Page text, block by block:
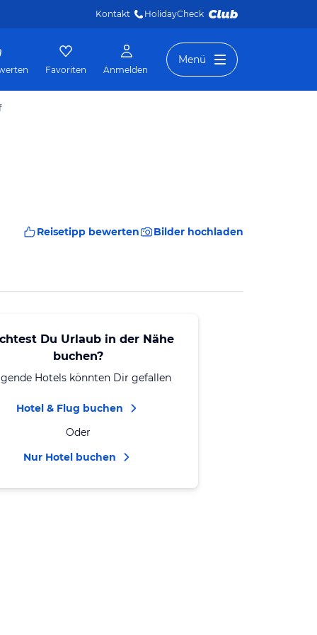
Kontakt HolidayCheck
Favoriten Anmelden
Menü
Reisetipp bewerten Bilder hochladen
Du Urlaub in der Nähe
buchen?
Hotels könnten Dir gefallen
Hotel & Flug buchen
Oder
Nur Hotel buchen